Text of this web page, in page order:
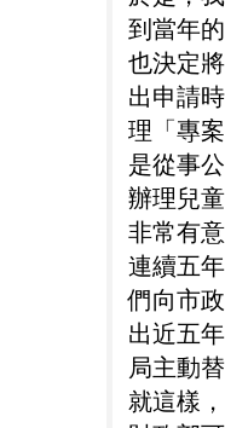
到當年
也決定
出申請
理「專
是從事
辦理兒
非常有
連續五
們向市
出近五
局主動
就這樣